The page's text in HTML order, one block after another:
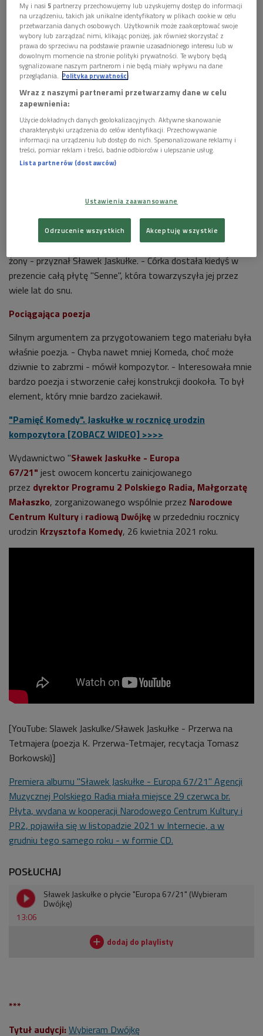
Winylowe wydanie płyty Sławka Jaskułke "Europa 67/21"
Foto: Andrzej
Zieliński
"Europa 67/21" to album wyjątkowy, tworzący muzyczny
pomost między rokiem 1967, kiedy powstawał ostatni
utwórKrzysztofa Komedyskomponowany przed wyjazdem
kompozytora z Polski ("Moja słodka europejska ojczyzna"), a
czasami współczesnymi. Dzieło Komedy było jednak zaledwie
kontekstem, który pozwolił Sławkowi Jaskułke stworzyć
zupełnie nowe kompozycje, zarejestrowane wraz z zespołem
złożonym z kwintetu jazzowego i kwartetu smyczkowego
Neo Quartet.
Na krążku znalazł się utwór "Przerwa na Tetmajera", z którym
kompozytor ma szczególny związek. - Zdradzę trochę swoje
tajemnice...to jest utwór, który skomponowałem dla mojej
żony - przyznał Sławek Jaskułke. - Córka dostała kiedyś w
prezencie całą płytę "Senne", która towarzyszyła jej przez
wiele lat do snu.
Pociągająca poezja
Silnym argumentem za przygotowaniem tego materiału była
właśnie poezja. - Chyba nawet mniej Komeda, choć może
dziwnie to zabrzmi - mówił kompozytor. - Interesowała mnie
bardzo poezja i stworzenie całej konstrukcji dookoła. To był
element, który mnie bardzo zaciekawił.
"Pamięć Komedy". Jaskułke w rocznicę urodzin
kompozytora [ZOBACZ WIDEO] >>>>
Wydawnictwo "Sławek Jaskułke - Europa
67/21" jest owocem koncertu zainicjowanego
przez dyrektor Programu 2 Polskiego Radia, Małgorzatę
Małaszko, zorganizowanego wspólnie przez Narodowe
Centrum Kultury i radiową Dwójkęw przededniu rocznicy
urodzin Krzysztofa Komedy, 26 kwietnia 2021 roku.
[YouTube: Slawek Jaskulke/Sławek Jaskułke - Przerwa na
Tetmajera (poezja K. Przerwa-Tetmajer, recytacja Tomasz
Borkowski)]
Premiera albumu "Sławek Jaskułke - Europa 67/21" Agencji
Muzycznej Polskiego Radia miała miejsce 29 czerwca br.
Płyta, wydana w kooperacji Narodowego Centrum Kultury i
PR2, pojawiła się w listopadzie 2021 w Internecie, a w
grudniu tego samego roku - w formie CD.
POSŁUCHAJ
13:06
Sławek Jaskułke o płycie "Europa 67/21" (Wybieram
Dwójkę)
***
Tytuł audycji: Wybieram Dwójkę
My i nasi5 partnerzy przechowujemy lub uzyskujemy dostęp do informacji
na urządzeniu, takich jak unikalne identyfikatory w plikach cookie w celu
przetwarzania danych osobowych. Użytkownik może zaakceptować swoje
wybory lub zarządzać nimi, klikając poniżej, jak również skorzystać z
prawa do sprzeciwu na podstawie prawnie uzasadnionego interesu lub w
dowolnym momencie na stronie polityki prywatności. Te wybory będą
sygnalizowane naszym partnerom i nie będą miały wpływu na dane
przeglądania. Polityka prywatności
Wraz z naszymi partnerami przetwarzamy dane w celu
zapewnienia:
Użycie dokładnych danych geolokalizacyjnych. Aktywne skanowanie
charakterystyki urządzenia do celów identyfikacji. Przechowywanie
informacji na urządzeniu lub dostęp do nich. Spersonalizowane reklamy i
treści, pomiar reklam i treści, badnie odbiorców i ulepszanie usług.
Lista partnerów (dostawców)
Ustawienia zaawansowane
Odrzucenie wszystkich Akceptuję wszystkie